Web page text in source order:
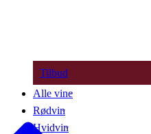
Tilbud
Alle vine
Rødvin
Hvidvin